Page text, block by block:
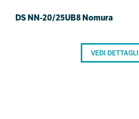
DS NN-20/25UB8 Nomura
VEDI DETTAGLI